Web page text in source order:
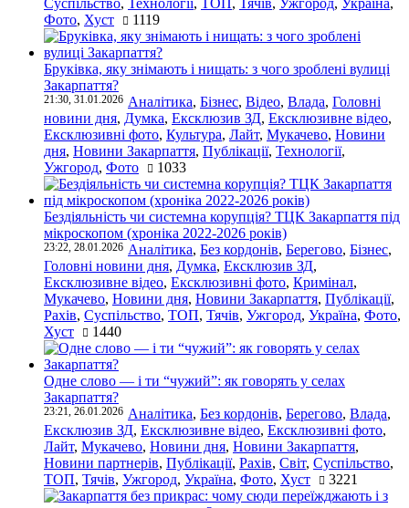
Фото, Хуст 1119
Бруківка, яку знімають і нищать: з чого зроблені вулиці
Закарпаття?
21:30, 31.01.2026 Аналітика, Бізнес, Відео, Влада, Головні
новини дня, Думка, Ексклюзив ЗД, Ексклюзивне відео,
Ексклюзивні фото, Культура, Лайт, Мукачево, Новини
дня, Новини Закарпаття, Публікації, Технології,
Ужгород, Фото 1033
Бездіяльність чи системна корупція? ТЦК Закарпаття під
мікроскопом (хроніка 2022-2026 років)
23:22, 28.01.2026 Аналітика, Без кордонів, Берегово, Бізнес,
Головні новини дня, Думка, Ексклюзив ЗД,
Ексклюзивне відео, Ексклюзивні фото, Кримінал,
Мукачево, Новини дня, Новини Закарпаття, Публікації,
Рахів, Суспільство, ТОП, Тячів, Ужгород, Україна, Фото,
Хуст
1440
Одне слово — і ти “чужий”: як говорять у селах
Закарпаття?
23:21, 26.01.2026 Аналітика, Без кордонів, Берегово, Влада,
Ексклюзив ЗД, Ексклюзивне відео, Ексклюзивні фото,
Лайт, Мукачево, Новини дня, Новини Закарпаття,
Новини партнерів, Публікації, Рахів, Світ, Суспільство,
ТОП, Тячів, Ужгород, Україна, Фото, Хуст 3221